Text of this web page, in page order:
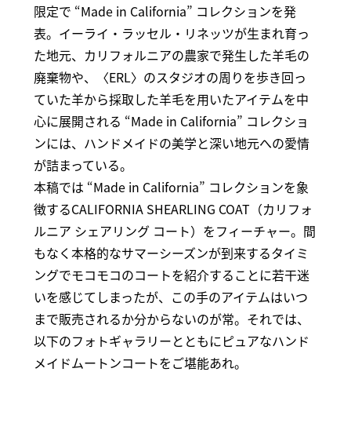
限定で “Made in California” コレクションを発
表。イーライ・ラッセル・リネッツが生まれ育っ
た地元、カリフォルニアの農家で発生した羊毛の
廃棄物や、〈ERL〉のスタジオの周りを歩き回っ
ていた羊から採取した羊毛を用いたアイテムを中
心に展開される “Made in California” コレクショ
ンには、ハンドメイドの美学と深い地元への愛情
が詰まっている。
本稿では “Made in California” コレクションを象
徴するCALIFORNIA SHEARLING COAT（カリフォ
ルニア シェアリング コート）をフィーチャー。間
もなく本格的なサマーシーズンが到来するタイミ
ングでモコモコのコートを紹介することに若干迷
いを感じてしまったが、この手のアイテムはいつ
まで販売されるか分からないのが常。それでは、
以下のフォトギャラリーとともにピュアなハンド
メイドムートンコートをご堪能あれ。